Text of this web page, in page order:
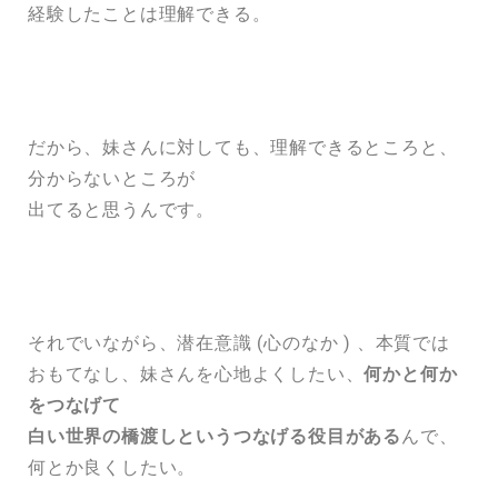
経験したことは理解できる。
だから、妹さんに対しても、理解できるところと、
分からないところが
出てると思うんです。
それでいながら、潜在意識 (心のなか ) 、本質では
おもてなし、妹さんを心地よくしたい、何かと何か
をつなげて
白い世界の橋渡しというつなげる役目があるんで、
何とか良くしたい。